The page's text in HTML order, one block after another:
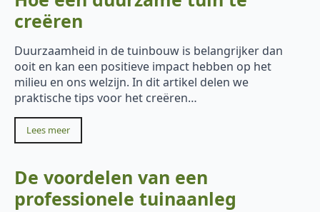
creëren
Duurzaamheid in de tuinbouw is belangrijker dan
ooit en kan een positieve impact hebben op het
milieu en ons welzijn. In dit artikel delen we
praktische tips voor het creëren…
Lees meer
De voordelen van een
professionele tuinaanleg